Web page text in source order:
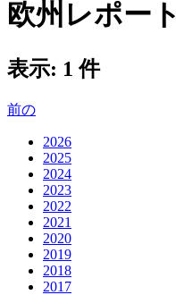
欧州レポート
表示: 1 件
前の
2026
2025
2024
2023
2022
2021
2020
2019
2018
2017